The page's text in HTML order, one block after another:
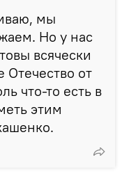
мы
Но у нас
всячески
от
что-то есть в
этим